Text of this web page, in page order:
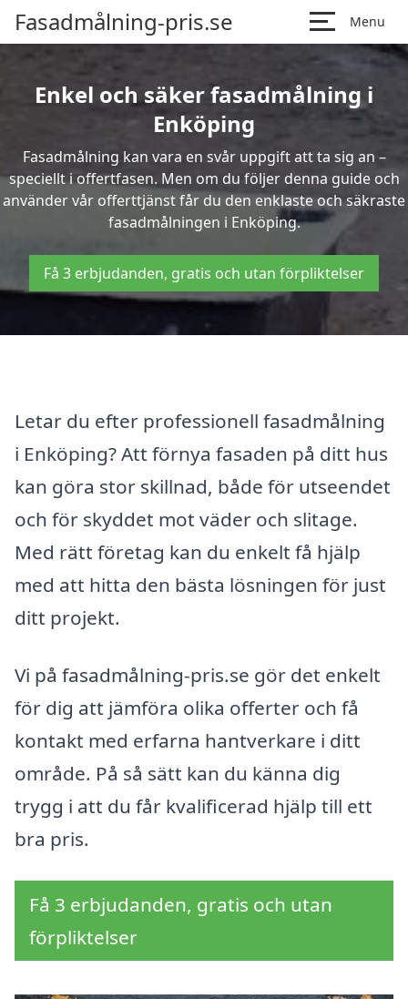
Fasadmålning-pris.se Menu
Enkel och säker fasadmålning i
Enköping
Fasadmålning kan vara en svår uppgift att ta sig an –
speciellt i offertfasen. Men om du följer denna guide och
använder vår offerttjänst får du den enklaste och säkraste
fasadmålningen i Enköping.
Få 3 erbjudanden, gratis och utan förpliktelser
Letar du efter professionell fasadmålning
i Enköping? Att förnya fasaden på ditt hus
kan göra stor skillnad, både för utseendet
och för skyddet mot väder och slitage.
Med rätt företag kan du enkelt få hjälp
med att hitta den bästa lösningen för just
ditt projekt.
Vi på fasadmålning-pris.se gör det enkelt
för dig att jämföra olika offerter och få
kontakt med erfarna hantverkare i ditt
område. På så sätt kan du känna dig
trygg i att du får kvalificerad hjälp till ett
bra pris.
Få 3 erbjudanden, gratis och utan
förpliktelser